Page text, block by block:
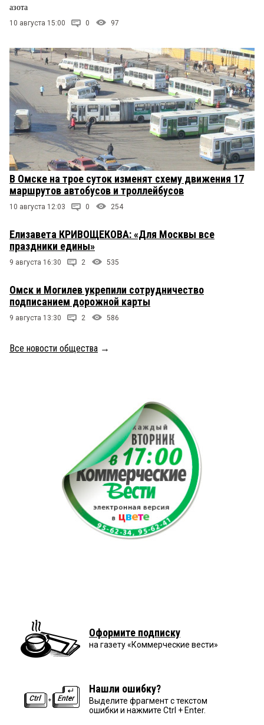
азота
10 августа 15:00 0 97
В Омске на трое суток изменят схему движения 17
маршрутов автобусов и троллейбусов
10 августа 12:03 0 254
Елизавета КРИВОЩЕКОВА: «Для Москвы все
праздники едины»
9 августа 16:30 2 535
Омск и Могилев укрепили сотрудничество
подписанием дорожной карты
9 августа 13:30 2 586
Все новости общества →
Оформите подписку
на газету «Коммерческие вести»
Нашли ошибку?
Выделите фрагмент с текстом
ошибки и нажмите Ctrl + Enter.